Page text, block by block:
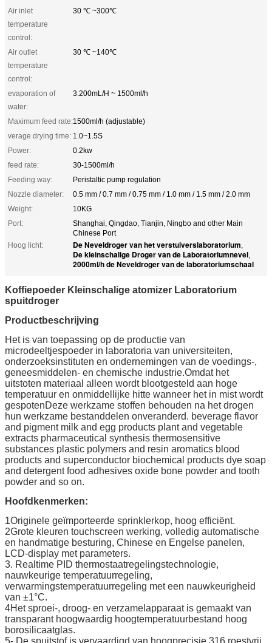
Air inlet
temperature
control:
30 ℃ ~300℃
Air outlet
temperature
control:
30 ℃ ~140℃
evaporation of
water:
3.200mL/H ~ 1500ml/h
Maximum feed rate:1500ml/h (adjustable)
verage drying time: 1.0~1.5S
Power:
0.2kw
feed rate:
30-1500ml/h
Feeding way:
Peristaltic pump regulation
Nozzle diameter:
0.5 mm / 0.7 mm / 0.75 mm / 1.0 mm / 1.5 mm / 2.0 mm
Weight:
10KG
Port:
Shanghai, Qingdao, Tianjin, Ningbo and other Main
Chinese Port
Hoog licht:
De Neveldroger van het verstuiverslaboratorium,
De kleinschalige Droger van de Laboratoriumnevel,
2000ml/h de Neveldroger van de laboratoriumschaal
Koffiepoeder Kleinschalige atomizer Laboratorium
spuitdroger
Productbeschrijving
Het is van toepassing op de productie van
microdeeltjespoeder in laboratoria van universiteiten,
onderzoeksinstituten en ondernemingen van de voedings-,
geneesmiddelen- en chemische industrie.Omdat het
uitstoten materiaal alleen wordt blootgesteld aan hoge
temperatuur en onmiddellijke hitte wanneer het in mist wordt
gespotenDeze werkzame stoffen behouden na het drogen
hun werkzame bestanddelen onveranderd. beverage flavor
and pigment milk and egg products plant and vegetable
extracts pharmaceutical synthesis thermosensitive
substances plastic polymers and resin aromatics blood
products and superconductor biochemical products dye soap
and detergent food adhesives oxide bone powder and tooth
powder and so on.
Hoofdkenmerken:
1Originele geïmporteerde sprinklerkop, hoog efficiënt.
2Grote kleuren touchscreen werking, volledig automatische
en handmatige besturing, Chinese en Engelse panelen,
LCD-display met parameters.
3. Realtime PID thermostaatregelingstechnologie,
nauwkeurige temperatuurregeling,
verwarmingstemperatuurregeling met een nauwkeurigheid
van ±1°C.
4Het sproei-, droog- en verzamelapparaat is gemaakt van
transparant hoogwaardig hoogtemperatuurbestand hoog
borosilicaatglas.
5- De spuitstof is vervaardigd van hoogprecisie 316 roestvrij